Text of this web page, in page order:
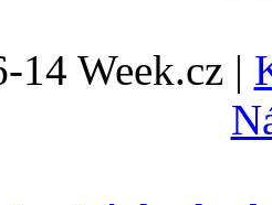
14 Week.cz |